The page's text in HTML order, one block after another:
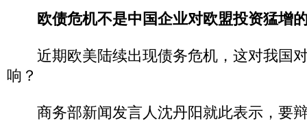
欧债危机不是中国企业对欧盟投资猛增
近期欧美陆续出现债务危机，这对我国
响？
商务部新闻发言人沈丹阳就此表示，要